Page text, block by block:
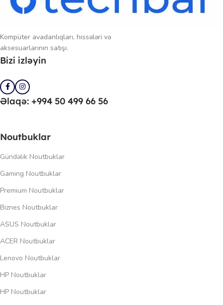
Kompüter avadanlıqları, hissələri və
aksesuarlarının satışı.
Bizi izləyin
Əlaqə: +994 50 499 66 56
Noutbuklar
Gündəlik Noutbuklar
Gaming Noutbuklar
Premium Noutbuklar
Biznes Noutbuklar
ASUS Noutbuklar
ACER Noutbuklar
Lenovo Noutbuklar
HP Noutbuklar
HP Noutbuklar